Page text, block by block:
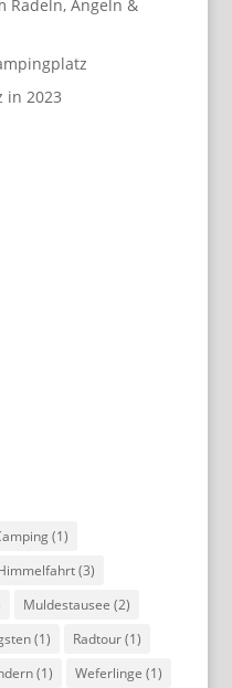
Radeln, Angeln &
in 2023
(1)
(3)
Muldestausee (2)
(1) Radtour(1)
(1) Weferlinge (1)